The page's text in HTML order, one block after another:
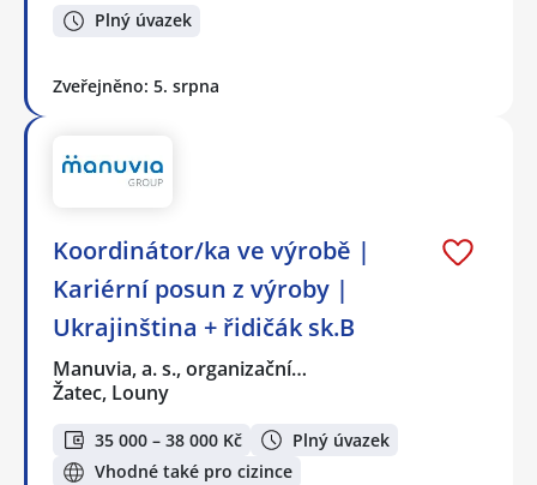
Plný úvazek
Zveřejněno: 5. srpna
Koordinátor/ka ve výrobě |
Kariérní posun z výroby |
Ukrajinština + řidičák sk.B
Manuvia, a. s., organizační…
Žatec, Louny
35 000 – 38 000 Kč
Plný úvazek
Vhodné také pro cizince